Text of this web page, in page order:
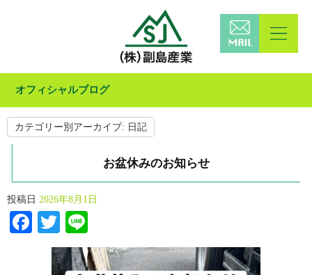
オフィシャルブログ
カテゴリー別アーカイブ: 日記
お盆休みのお知らせ
投稿日 2026年8月1日
Facebook
Twitter